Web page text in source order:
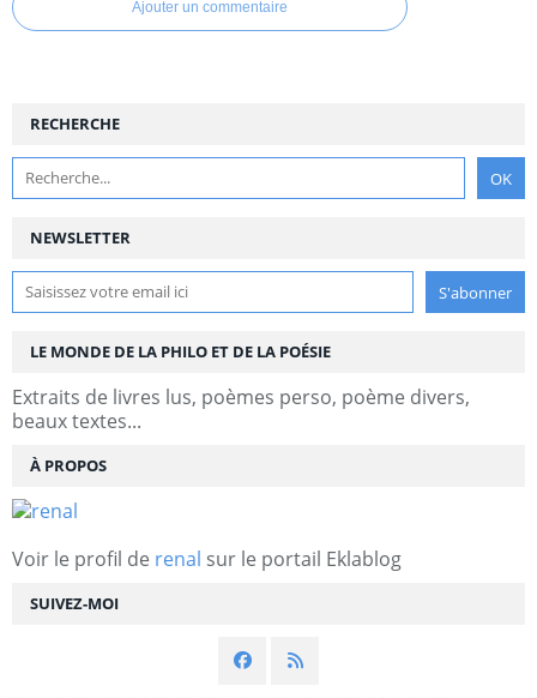
Ajouter un commentaire
NEWSLETTER
SUIVEZ-MOI
RECHERCHE
LE MONDE DE LA PHILO ET DE LA POÉSIE
Extraits de livres lus, poèmes perso, poème divers,
beaux textes...
À PROPOS
Voir le profil de renal sur le portail Eklablog